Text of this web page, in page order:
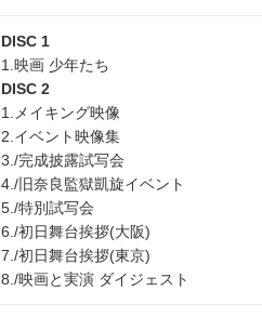
DISC 1
1.映画 少年たち
DISC 2
1.メイキング映像
2.イベント映像集
3./完成披露試写会
4./旧奈良監獄凱旋イベント
5./特別試写会
6./初日舞台挨拶(大阪)
7./初日舞台挨拶(東京)
8./映画と実演 ダイジェスト